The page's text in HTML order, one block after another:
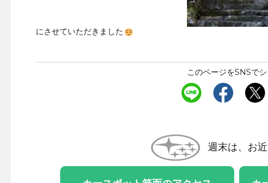
にさせていただきました
このページをSNSでシ
週末は、お